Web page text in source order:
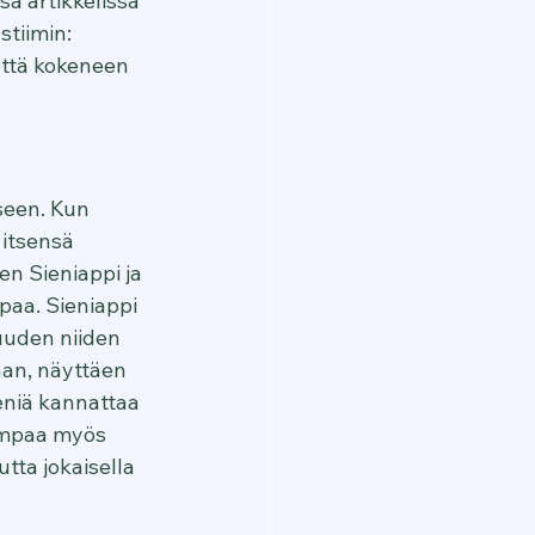
kokeneen
Kun
Sieniappi ja
Sieniappi
niiden
näyttäen
kannattaa
myös
jokaisella